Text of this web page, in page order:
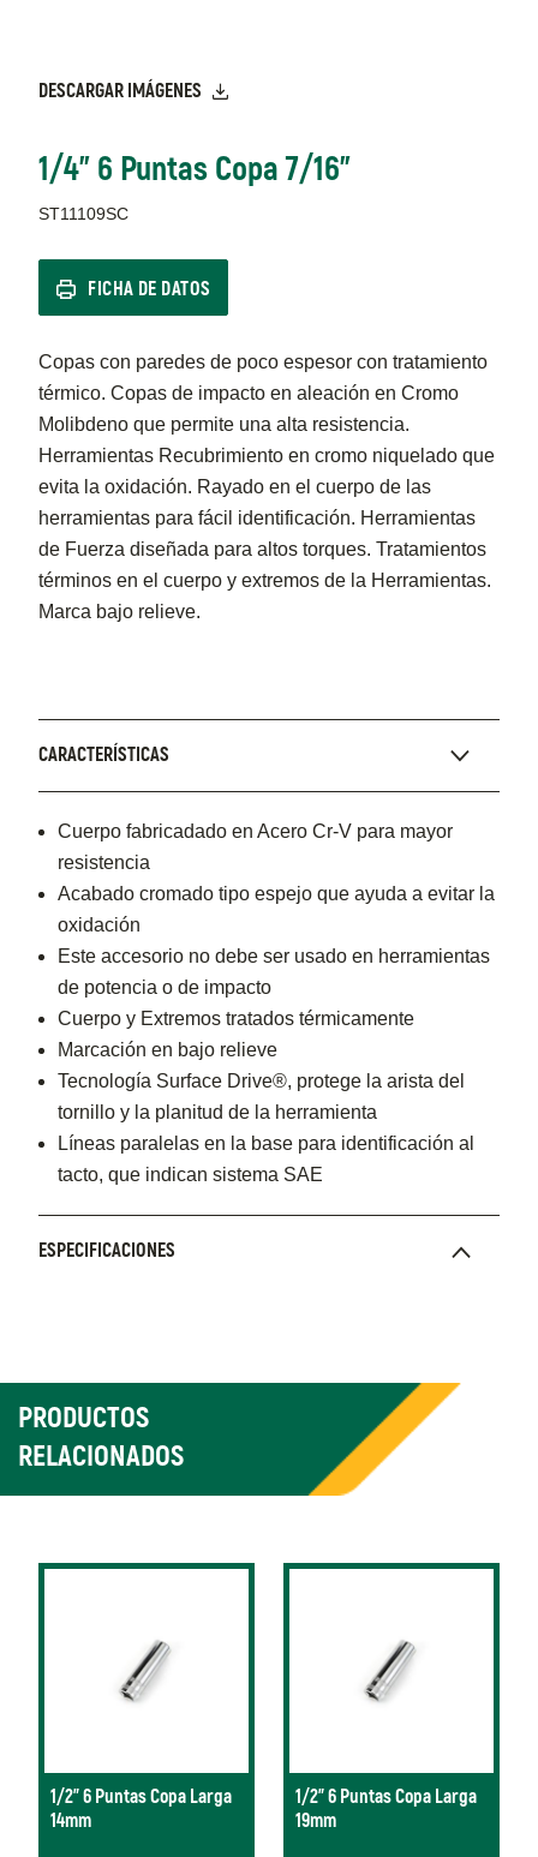
DESCARGAR IMÁGENES
1/4" 6 Puntas Copa 7/16"
ST11109SC
FICHA DE DATOS
Copas con paredes de poco espesor con tratamiento
térmico. Copas de impacto en aleación en Cromo
Molibdeno que permite una alta resistencia.
Herramientas Recubrimiento en cromo niquelado que
evita la oxidación. Rayado en el cuerpo de las
herramientas para fácil identificación. Herramientas
de Fuerza diseñada para altos torques. Tratamientos
términos en el cuerpo y extremos de la Herramientas.
Marca bajo relieve.
CARACTERÍSTICAS
Cuerpo fabricadado en Acero Cr-V para mayor
resistencia
Acabado cromado tipo espejo que ayuda a evitar la
oxidación
Este accesorio no debe ser usado en herramientas
de potencia o de impacto
Cuerpo y Extremos tratados térmicamente
Marcación en bajo relieve
Tecnología Surface Drive®, protege la arista del
tornillo y la planitud de la herramienta
Líneas paralelas en la base para identificación al
tacto, que indican sistema SAE
ESPECIFICACIONES
PRODUCTOS
RELACIONADOS
1/2" 6 Puntas Copa Larga
14mm
1/2" 6 Puntas Copa Larga
19mm